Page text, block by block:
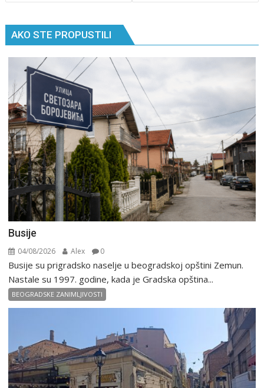
AKO STE PROPUSTILI
Busije
04/08/2026 Alex 0
Busije su prigradsko naselje u beogradskoj opštini Zemun.
Nastale su 1997. godine, kada je Gradska opština...
BEOGRADSKE ZANIMLJIVOSTI